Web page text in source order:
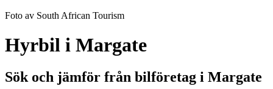
Foto av South African Tourism
Hyrbil i Margate
Sök och jämför från bilföretag i Margate